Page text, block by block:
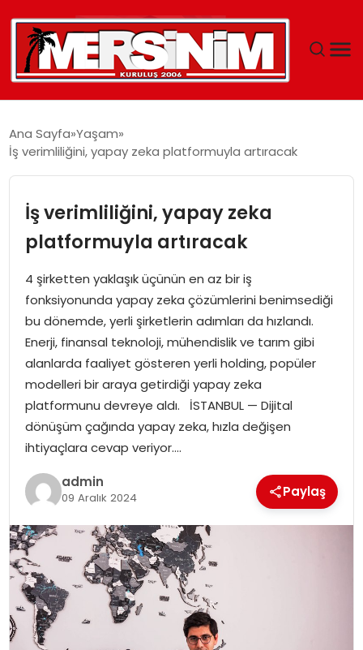
GÜNCEL
SAĞLIK
EĞITIM
SPOR
EKONOMI
MAGAZIN
DÜNYA
OTOMOBIL
Ana Sayfa Yaşam
İş verimliliğini, yapay zeka platformuyla artıracak
İş verimliliğini, yapay zeka
platformuyla artıracak
4 şirketten yaklaşık üçünün en az bir iş
fonksiyonunda yapay zeka çözümlerini benimsediği
bu dönemde, yerli şirketlerin adımları da hızlandı.
Enerji, finansal teknoloji, mühendislik ve tarım gibi
alanlarda faaliyet gösteren yerli holding, popüler
modelleri bir araya getirdiği yapay zeka
platformunu devreye aldı. İSTANBUL — Dijital
dönüşüm çağında yapay zeka, hızla değişen
ihtiyaçlara cevap veriyor….
admin
09 Aralık 2024 Paylaş